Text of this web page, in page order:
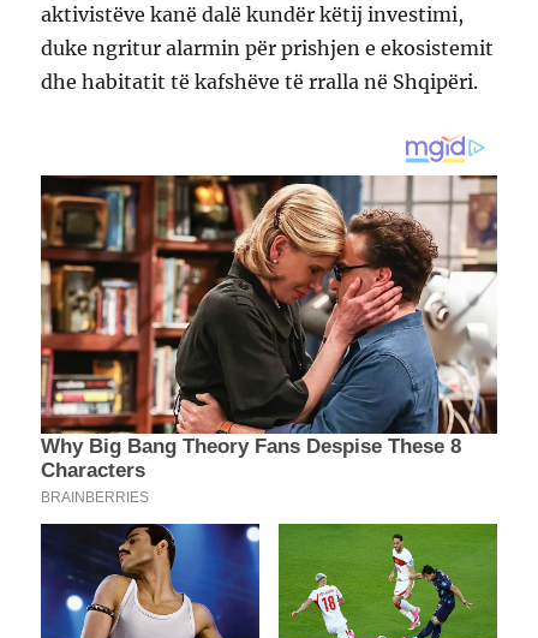
aktivistëve kanë dalë kundër këtij investimi,
duke ngritur alarmin për prishjen e ekosistemit
dhe habitatit të kafshëve të rralla në Shqipëri.